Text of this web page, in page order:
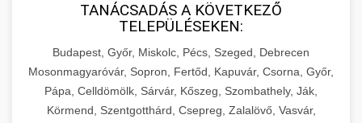
TANÁCSADÁS A KÖVETKEZŐ
TELEPÜLÉSEKEN:
Budapest, Győr, Miskolc, Pécs, Szeged, Debrecen
Mosonmagyaróvár, Sopron, Fertőd, Kapuvár, Csorna, Győr,
Pápa, Celldömölk, Sárvár, Kőszeg, Szombathely, Ják,
Körmend, Szentgotthárd, Csepreg, Zalalövő, Vasvár,